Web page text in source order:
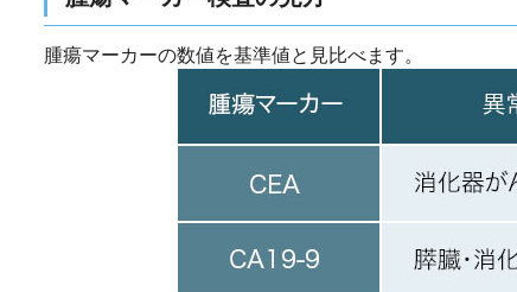
腫瘍マーカーの数値を基準値と見比べます。